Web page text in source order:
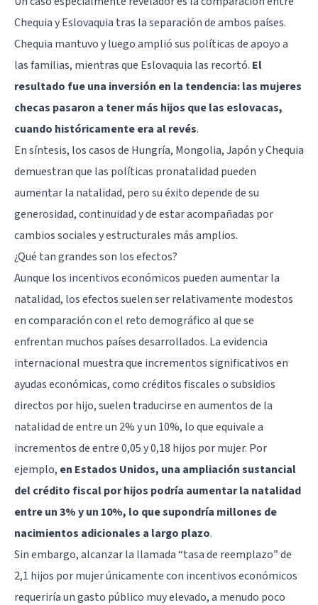
Chequia y Eslovaquia tras la separación de ambos países.
Chequia mantuvo y luego amplió sus políticas de apoyo a
las familias, mientras que Eslovaquia las recortó. El
resultado fue una inversión en la tendencia: las mujeres
checas pasaron a tener más hijos que las eslovacas,
cuando históricamente era al revés.
En síntesis, los casos de Hungría, Mongolia, Japón y Chequia
demuestran que las políticas pronatalidad pueden
aumentar la natalidad, pero su éxito depende de su
generosidad, continuidad y de estar acompañadas por
cambios sociales y estructurales más amplios.
¿Qué tan grandes son los efectos?
Aunque los incentivos económicos pueden aumentar la
natalidad, los efectos suelen ser relativamente modestos
en comparación con el reto demográfico al que se
enfrentan muchos países desarrollados. La evidencia
internacional muestra que incrementos significativos en
ayudas económicas, como créditos fiscales o subsidios
directos por hijo, suelen traducirse en aumentos de la
natalidad de entre un 2% y un 10%, lo que equivale a
incrementos de entre 0,05 y 0,18 hijos por mujer. Por
ejemplo, en Estados Unidos, una ampliación sustancial
del crédito fiscal por hijos podría aumentar la natalidad
entre un 3% y un 10%, lo que supondría millones de
nacimientos adicionales a largo plazo.
Sin embargo, alcanzar la llamada “tasa de reemplazo” de
2,1 hijos por mujer únicamente con incentivos económicos
requeriría un gasto público muy elevado, a menudo poco